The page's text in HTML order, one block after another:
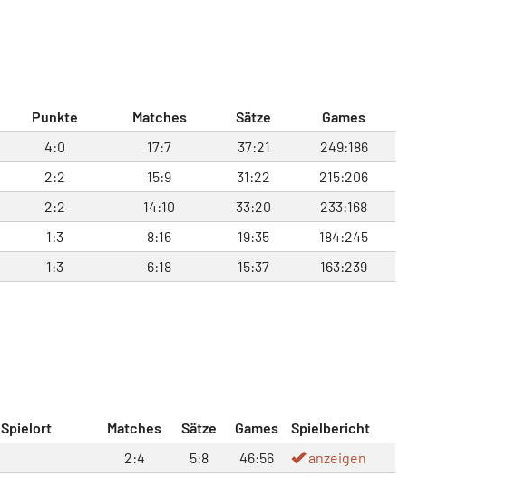
Punkte Matches Sätze
Games
4:0 17:7 37:21
249:186
2:2 15:9 31:22
215:206
2:2 14:10 33:20
233:168
1:3 8:16 19:35
184:245
1:3 6:18 15:37 163:239
Spielort Matches Sätze Games
Spielbericht
2:4 5:8 46:56
anzeigen